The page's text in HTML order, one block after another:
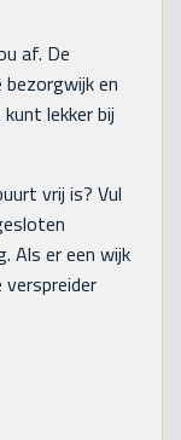
af. De
bezorgwijk en
lekker bij
vrij is? Vul
Als er een wijk